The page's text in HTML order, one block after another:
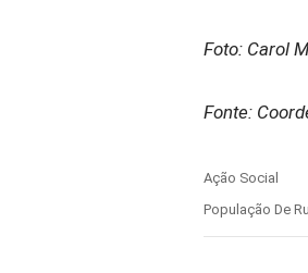
Foto: Carol
Fonte:
Ação Social
População De